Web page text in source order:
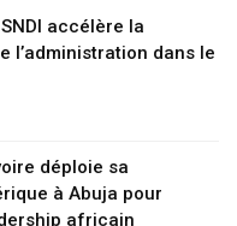
accélère la
l’administration dans le
déploie sa
à Abuja pour
africain